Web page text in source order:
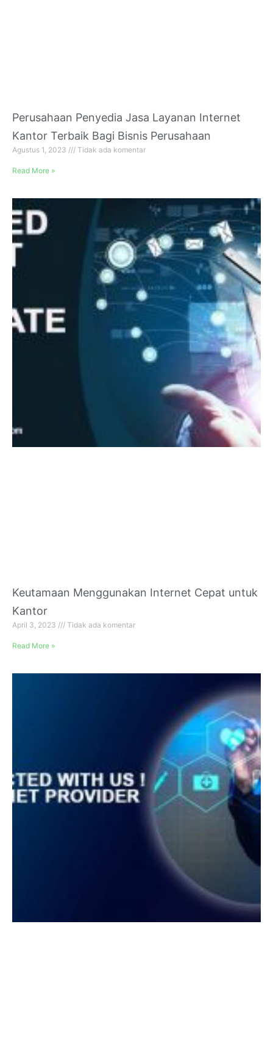
Perusahaan Penyedia Jasa Layanan Internet
Kantor Terbaik Bagi Bisnis Perusahaan
Agustus 1, 2023 Tidak ada komentar
Read More »
Keutamaan Menggunakan Internet Cepat untuk
Kantor
April 3, 2023 Tidak ada komentar
Read More »